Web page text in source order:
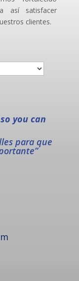
así satisfacer
clientes.
you can
para que